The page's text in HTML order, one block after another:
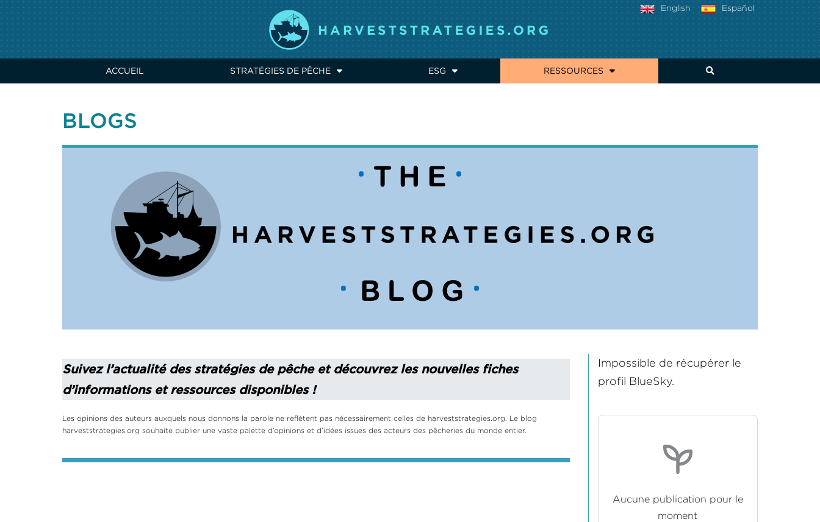
Español
English
ACCUEIL STRATÉGIES DE PÊCHE ESG RESSOURCES
BLOGS
Suivez l’actualité des stratégies de pêche et découvrez les nouvelles fiches
d’informations et ressources disponibles !
Les opinions des auteurs auxquels nous donnons la parole ne reflètent pas nécessairement celles de harveststrategies.org. Le blog
harveststrategies.org souhaite publier une vaste palette d’opinions et d’idées issues des acteurs des pêcheries du monde entier.
Impossible de récupérer le
profil BlueSky.
Aucune publication pour le
moment